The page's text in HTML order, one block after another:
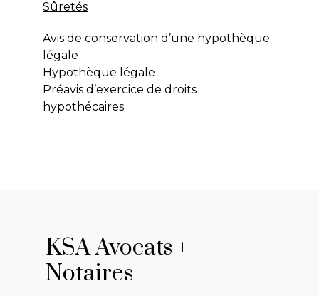
Sûretés
Avis de conservation d’une hypothèque
légale
Hypothèque légale
Préavis d’exercice de droits
hypothécaires
KSA Avocats +
Notaires